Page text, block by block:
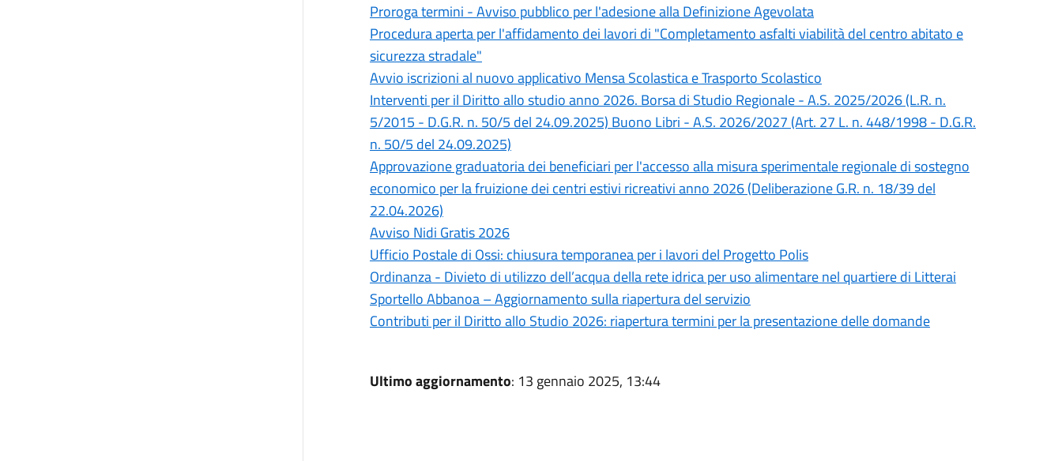
Proroga termini - Avviso pubblico per l'adesione alla Definizione Agevolata
Procedura aperta per l'affidamento dei lavori di "Completamento asfalti viabilità del centro abitato e
sicurezza stradale"
Avvio iscrizioni al nuovo applicativo Mensa Scolastica e Trasporto Scolastico
Interventi per il Diritto allo studio anno 2026. Borsa di Studio Regionale - A.S. 2025/2026 (L.R. n.
5/2015 - D.G.R. n. 50/5 del 24.09.2025) Buono Libri - A.S. 2026/2027 (Art. 27 L. n. 448/1998 - D.G.R.
n. 50/5 del 24.09.2025)
Approvazione graduatoria dei beneficiari per l'accesso alla misura sperimentale regionale di sostegno
economico per la fruizione dei centri estivi ricreativi anno 2026 (Deliberazione G.R. n. 18/39 del
22.04.2026)
Avviso Nidi Gratis 2026
Ufficio Postale di Ossi: chiusura temporanea per i lavori del Progetto Polis
Ordinanza - Divieto di utilizzo dell’acqua della rete idrica per uso alimentare nel quartiere di Litterai
Sportello Abbanoa – Aggiornamento sulla riapertura del servizio
Contributi per il Diritto allo Studio 2026: riapertura termini per la presentazione delle domande
Ultimo aggiornamento: 13 gennaio 2025, 13:44